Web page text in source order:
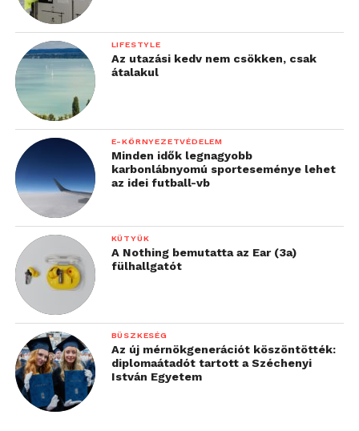
szakemberektől, hogy ne
csupán anyagi, hanem
környezetvédelmi
szempontból is a
legkedvezőbb, és hosszú
távon leginkább
fenntartható megoldást
tudják kiválasztani”
– mondta el a Panasonic szakértője.
„Már csak azért is
érdemes szakmai
segítséget kérni, mert a
klímákkal kapcsolatban
még mindig él egy olyan
LIFESTYLE
Az utazási kedv nem csökken, csak
átalakul
E-KÖRNYEZETVÉDELEM
Minden idők legnagyobb
karbonlábnyomú sporteseménye lehet
az idei futball-vb
KÜTYÜK
A Nothing bemutatta az Ear (3a)
fülhallgatót
BÜSZKESÉG
Az új mérnökgenerációt köszöntötték:
diplomaátadót tartott a Széchenyi
István Egyetem